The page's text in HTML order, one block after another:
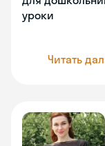
уроки
Читать